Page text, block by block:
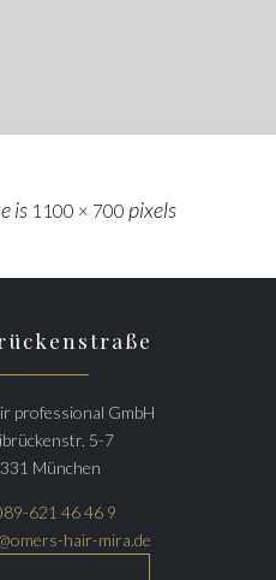
is 1100 × 700 pixels
professional GmbH
5-7
München
621 46 46 9
hair-mira.de